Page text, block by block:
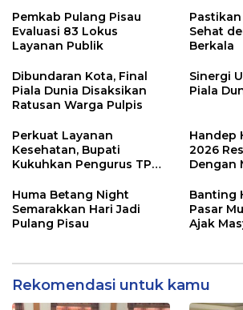
Pemkab Pulang Pisau
Evaluasi 83 Lokus
Layanan Publik
Sehat
Berkala
Dibundaran Kota, Final
Piala Dunia Disaksikan
Ratusan Warga Pulpis
Sinergi
Piala
Perkuat Layanan
Kesehatan, Bupati
Kukuhkan Pengurus TP
Handep
2026
Dengan
Huma Betang Night
Semarakkan Hari Jadi
Pulang Pisau
Banting
Pasar
Ajak
Rekomendasi untuk kamu